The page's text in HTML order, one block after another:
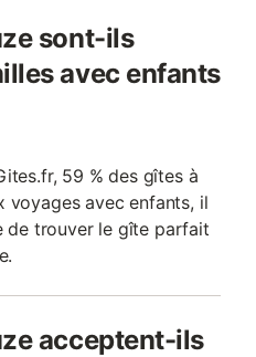
sont-ils
avec enfants
59 % des gîtes à
voyages avec enfants, il
de trouver le gîte parfait
acceptent-ils